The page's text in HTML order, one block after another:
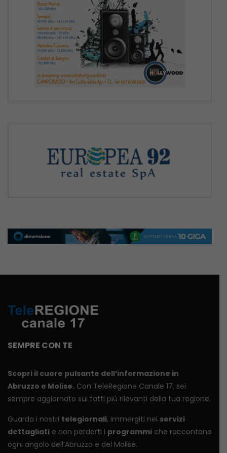
SEMPRE CON TE
Scopri il cuore pulsante dell’informazione in
Abruzzo e Molise. Con TeleRegione Canale 17, sei
sempre aggiornato sui fatti più rilevanti della tua regione.
Guarda i nostri telegiornali, immergiti nei servizi
dettagliati e non perderti i programmi che raccontano
ogni angolo dell’Abruzzo e del Molise.